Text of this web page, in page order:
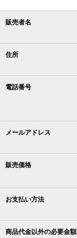
販売者名
住所
電話番号
メールアドレス
販売価格
お支払い方法
商品代金以外の必要金額